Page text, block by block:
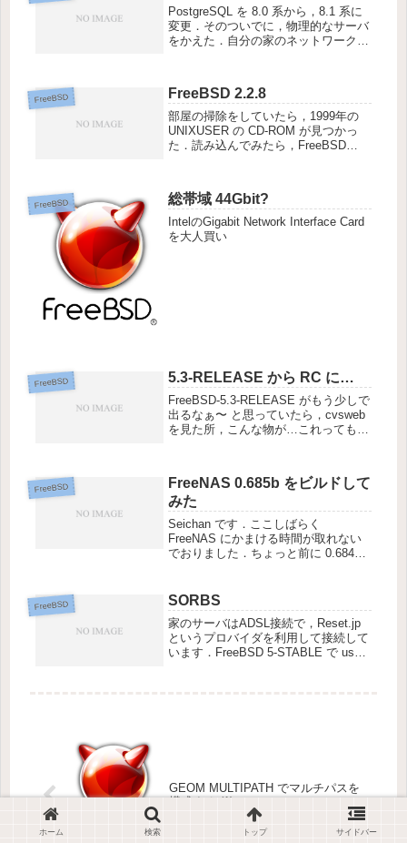
PostgreSQL を 8.0 系から，8.1 系に
変更．そのついでに，物理的なサーバ
をかえた．自分の家のネットワーク上
FreeBSD FreeBSD 2.2.8
部屋の掃除をしていたら，1999年の
UNIXUSER の CD-ROM が見つかっ
た．読み込んでみたら，FreeBSD
た．すんなりと入ったので，root ...
FreeBSD 総帯域 44Gbit?
IntelのGigabit Network Interface Card
を大人買い
FreeBSD 5.3-RELEASE から RC に…
FreeBSD-5.3-RELEASE がもう少しで
出るなぁ〜 と思っていたら，cvsweb
を見た所，こんな物が…これってもし
FreeBSD
FreeNAS 0.685b をビルドして
みた
Seichan です．ここしばらく
FreeNAS にかまける時間が取れない
でおりました．ちょっと前に 0.684b
ケールや，ちょっとした修正が反映さ
れています．ただ，ロ...
FreeBSD SORBS
家のサーバはADSL接続で，Reset.jp
というプロバイダを利用して接続して
います．FreeBSD 5-STABLE で user-
GEOM MULTIPATH でマルチパスを
構成する (1)
ホーム 検索 トップ サイドバー